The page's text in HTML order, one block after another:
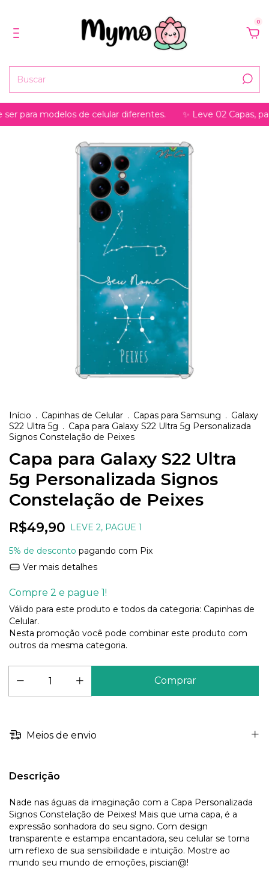
0
modelos de celular diferentes. ✨ Leve 02 Capas, pague
Início . Capinhas de Celular . Capas para Samsung . Galaxy
S22 Ultra 5g . Capa para Galaxy S22 Ultra 5g Personalizada
Signos Constelação de Peixes
Capa para Galaxy S22 Ultra
5g Personalizada Signos
Constelação de Peixes
R$49,90 LEVE 2, PAGUE 1
5% de desconto pagando com Pix
Ver mais detalhes
Compre 2 e pague 1!
Válido para este produto e todos da categoria: Capinhas de
Celular.
Nesta promoção você pode combinar este produto com
outros da mesma categoria.
Meios de envio
Descrição
Nade nas águas da imaginação com a Capa Personalizada
Signos Constelação de Peixes! Mais que uma capa, é a
expressão sonhadora do seu signo. Com design
transparente e estampa encantadora, seu celular se torna
um reflexo de sua sensibilidade e intuição. Mostre ao
mundo seu mundo de emoções, piscian@!